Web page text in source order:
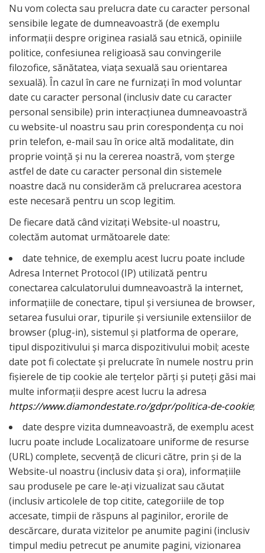
Nu vom colecta sau prelucra date cu caracter personal
sensibile legate de dumneavoastră (de exemplu
informații despre originea rasială sau etnică, opiniile
politice, confesiunea religioasă sau convingerile
filozofice, sănătatea, viața sexuală sau orientarea
sexuală). În cazul în care ne furnizați în mod voluntar
date cu caracter personal (inclusiv date cu caracter
personal sensibile) prin interacțiunea dumneavoastră
cu website-ul noastru sau prin corespondența cu noi
prin telefon, e-mail sau în orice altă modalitate, din
proprie voință și nu la cererea noastră, vom șterge
astfel de date cu caracter personal din sistemele
noastre dacă nu considerăm că prelucrarea acestora
este necesară pentru un scop legitim.
De fiecare dată când vizitați Website-ul noastru,
colectăm automat următoarele date:
date tehnice, de exemplu acest lucru poate include
Adresa Internet Protocol (IP) utilizată pentru
conectarea calculatorului dumneavoastră la internet,
informațiile de conectare, tipul și versiunea de browser,
setarea fusului orar, tipurile și versiunile extensiilor de
browser (plug-in), sistemul și platforma de operare,
tipul dispozitivului și marca dispozitivului mobil; aceste
date pot fi colectate și prelucrate în numele nostru prin
fişierele de tip cookie ale terțelor părți și puteți găsi mai
multe informații despre acest lucru la adresa
https://www.diamondestate.ro/gdpr/politica-de-cookie;
date despre vizita dumneavoastră, de exemplu acest
lucru poate include Localizatoare uniforme de resurse
(URL) complete, secvență de clicuri către, prin și de la
Website-ul noastru (inclusiv data și ora), informațiile
sau produsele pe care le-ați vizualizat sau căutat
(inclusiv articolele de top citite, categoriile de top
accesate, timpii de răspuns al paginilor, erorile de
descărcare, durata vizitelor pe anumite pagini (inclusiv
timpul mediu petrecut pe anumite pagini, vizionarea